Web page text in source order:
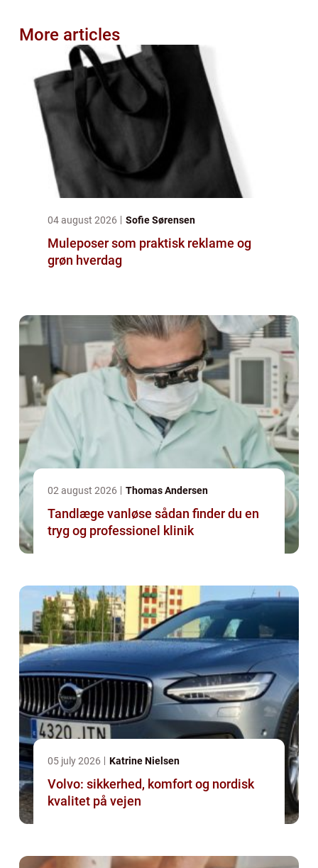
More articles
04 august 2026 Sofie Sørensen
Muleposer som praktisk reklame og
grøn hverdag
02 august 2026 Thomas Andersen
Tandlæge vanløse sådan finder du en
tryg og professionel klinik
05 july 2026 Katrine Nielsen
Volvo: sikkerhed, komfort og nordisk
kvalitet på vejen